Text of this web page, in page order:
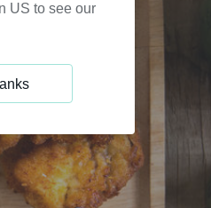
US to see our